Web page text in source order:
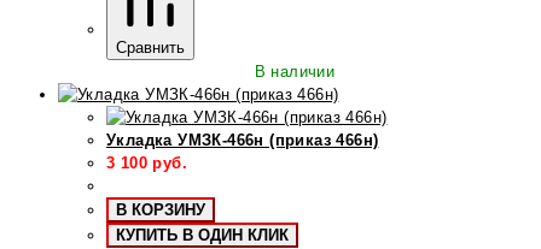
Сравнить
В наличии
Укладка УМЗК-466н (приказ 466н)
3 100 руб.
В КОРЗИНУ
КУПИТЬ В ОДИН КЛИК